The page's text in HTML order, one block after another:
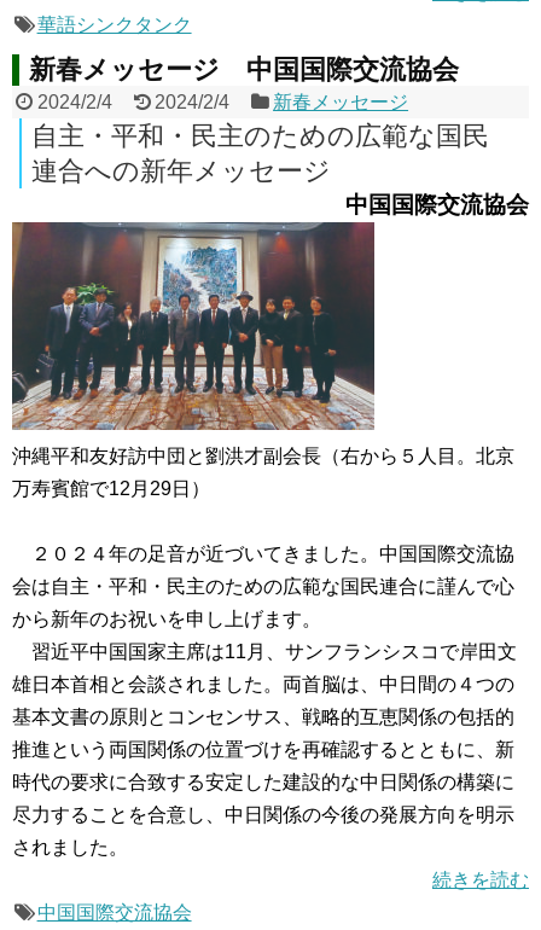
華語シンクタンク
新春メッセージ 中国国際交流協会
2024/2/4 2024/2/4 新春メッセージ
自主・平和・民主のための広範な国民
連合への新年メッセージ
中国国際交流協会
沖縄平和友好訪中団と劉洪才副会長（右から５人目。北京
万寿賓館で12月29日）
２０２４年の足音が近づいてきました。中国国際交流協
会は自主・平和・民主のための広範な国民連合に謹んで心
から新年のお祝いを申し上げます。
習近平中国国家主席は11月、サンフランシスコで岸田文
雄日本首相と会談されました。両首脳は、中日間の４つの
基本文書の原則とコンセンサス、戦略的互恵関係の包括的
推進という両国関係の位置づけを再確認するとともに、新
時代の要求に合致する安定した建設的な中日関係の構築に
尽力することを合意し、中日関係の今後の発展方向を明示
されました。
続きを読む
中国国際交流協会